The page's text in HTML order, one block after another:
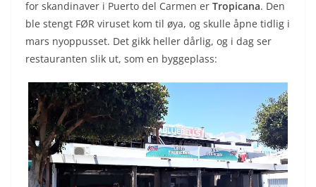
for skandinaver i Puerto del Carmen er Tropicana. Den
ble stengt FØR viruset kom til øya, og skulle åpne tidlig i
mars nyoppusset. Det gikk heller dårlig, og i dag ser
restauranten slik ut, som en byggeplass: